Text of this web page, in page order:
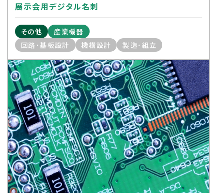
展示会用デジタル名刺
その他
産業機器
回路･基板設計
機構設計 製造･組立